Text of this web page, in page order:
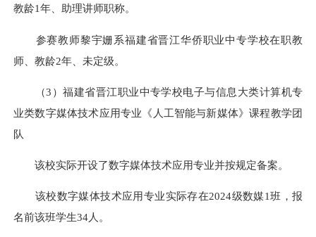
教龄1年、助理讲师职称。
参赛教师黎宇姗系福建省晋江华侨职业中专学校在职教
师、教龄2年、未定级。
（3）福建省晋江职业中专学校电子与信息大类计算机专
业类数字媒体技术应用专业《人工智能与新媒体》课程教学团
队
该校实际开设了数字媒体技术应用专业并按规定备案。
该校数字媒体技术应用专业实际存在2024级数媒1班，报
名前该班学生34人。